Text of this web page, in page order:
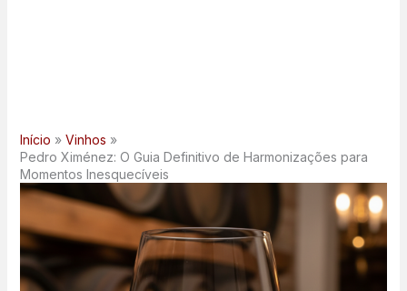
Início
Vinhos
Pedro Ximénez: O Guia Definitivo de Harmonizações para
Momentos Inesquecíveis